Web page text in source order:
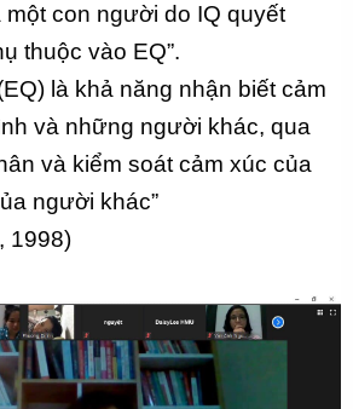
một con người do IQ quyết
thuộc vào EQ”.
là khả năng nhận biết cảm
và những người khác, qua
và kiểm soát cảm xúc của
người khác”
1998)